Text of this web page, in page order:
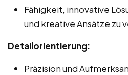
Fähigkeit, innovative
und kreative Ansätze zu
Detailorientierung:
Präzision und